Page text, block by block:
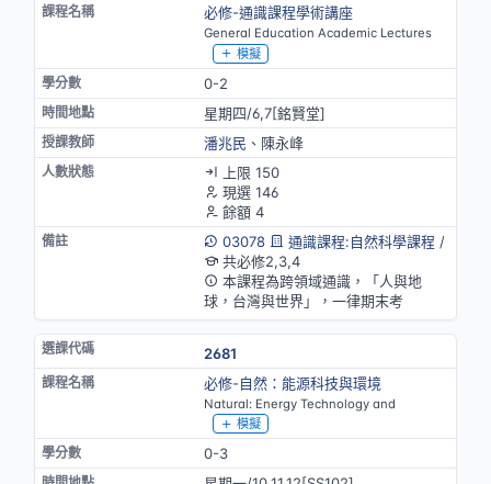
必修-通識課程學術講座
General Education Academic Lectures
模擬
0-2
星期四/6,7[銘賢堂]
潘兆民 、陳永峰
上限 150
現選 146
餘額 4
03078
通識課程:自然科學課程 /
共必修2,3,4
本課程為跨領域通識，「人與地
球，台灣與世界」，一律期末考
2681
必修-自然：能源科技與環境
Natural: Energy Technology and
模擬
0-3